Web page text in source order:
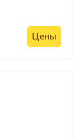
Цены